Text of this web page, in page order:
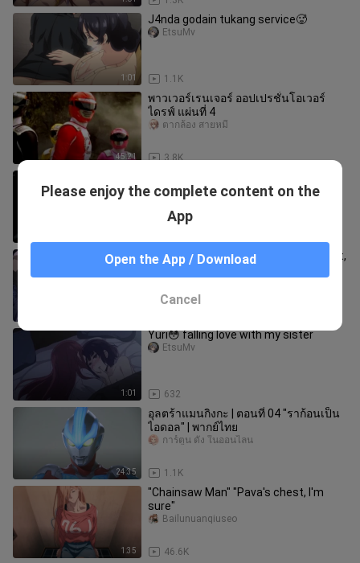
1:01
J4nda godain tukang service🥵
1.1K
EtsuMv
45:21
พาวเวอร์เรนเจอร์ ออปเปรชั่นโอเวอร์
ไดรฟ์ แผ่นที่ 4
3.8K
ตากล้อง สายหมี
Cartoon Kao
After putting on Idhelly’s leather outfit,
I found I couldn’t take it off.
1:01
Yuri😳 falling love with my sister
632
EtsuMv
24:35
อุลตร้าแมนกิงกะ | ตอนที่ 04 "ราก้อนเป็น
ไอดอล" | พากย์ไทย
1.1K
การ์ตูน ดัง ในออนไลน
1:35
"Chainsaw Man" "Pava's chest, I'm
sure"
46.6K
Bailunuanqiuseo
Please enjoy the complete content on the
App
Open the App / Download
Cancel